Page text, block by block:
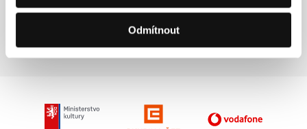
Odmítnout
Nadace Sirius